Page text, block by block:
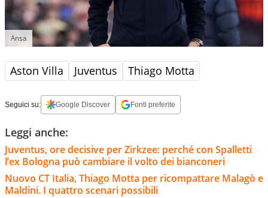
Ansa
Aston Villa Juventus Thiago Motta
Seguici su: Google Discover Fonti preferite
Leggi anche:
Juventus, ore decisive per Zirkzee: perché con Spalletti
l’ex Bologna può cambiare il volto dei bianconeri
Nuovo CT Italia, Thiago Motta per ricompattare Malagò e
Maldini. I quattro scenari possibili